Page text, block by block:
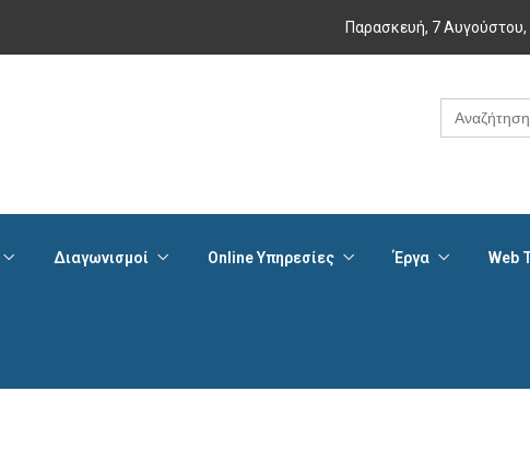
Παρασκευή, 7 Αυγούστου,
Search
for:
Διαγωνισμοί Online Υπηρεσίες Έργα Web